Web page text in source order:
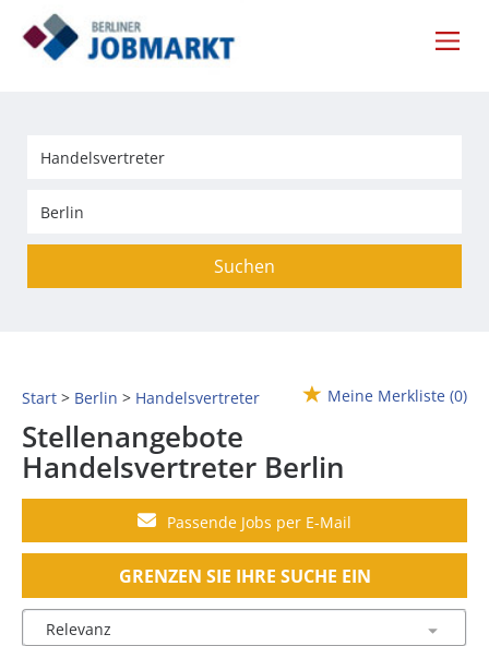
Suchen
Start Berlin Handelsvertreter Meine Merkliste (0)
Stellenangebote
Handelsvertreter Berlin
Passende Jobs per E-Mail
GRENZEN SIE IHRE SUCHE EIN